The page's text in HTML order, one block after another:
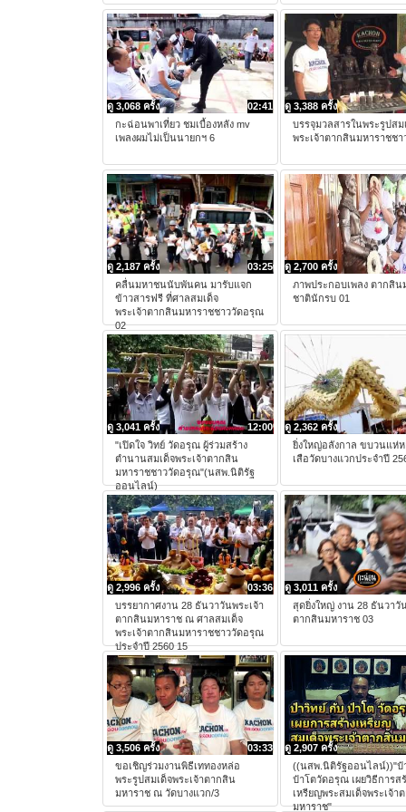
02:41
ดู 3,068 ครั้ง
กะฉ่อนพาเที่ยว ชมเบื้องหลัง mv
เพลงผมไม่เป็นนายกฯ 6
ดู 3,388 ครั้ง
บรรจุมวลสารในพระรูปสม
พระเจ้าตากสินมหาราชช
03:25
ดู 2,187 ครั้ง
คลื่นมหาชนนับพันคน มารับแจก
ข้าวสารฟรี ที่ศาลสมเด็จ
พระเจ้าตากสินมหาราชชาววัดอรุณ
02
ดู 2,700 ครั้ง
ภาพประกอบเพลง ตากสิน
ชาตินักรบ 01
12:00
ดู 3,041 ครั้ง
"เปิดใจ วิทย์ วัดอรุณ ผู้ร่วมสร้าง
ตำนานสมเด็จพระเจ้าตากสิน
มหาราชชาววัดอรุณ"(นสพ.นิติรัฐ
ออนไลน์)
ดู 2,362 ครั้ง
ยิ่งใหญ่อลังกาล ขบวนแห่
เสือวัดบางแวกประจำปี
03:36
ดู 2,996 ครั้ง
บรรยากาศงาน 28 ธันวาวันพระเจ้า
ตากสินมหาราช ณ ศาลสมเด็จ
พระเจ้าตากสินมหาราชชาววัดอรุณ
ประจำปี 2560 15
ดู 3,011 ครั้ง
สุดยิ่งใหญ่ งาน 28 ธันวาวั
ตากสินมหาราช 03
03:33
ดู 3,506 ครั้ง
ขอเชิญร่วมงานพิธีเททองหล่อ
พระรูปสมเด็จพระเจ้าตากสิน
มหาราช ณ วัดบางแวก/3
ดู 2,907 ครั้ง
((นสพ.นิติรัฐออนไลน์))"ป๋
ป๋าโตวัดอรุณ เผยวิธีการส
เหรียญพระสมเด็จพระเจ้า
มหาราช"